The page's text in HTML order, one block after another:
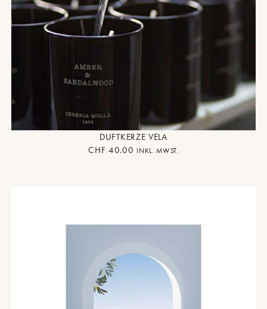
DUFTKERZE VELA
CHF 40.00 INKL. MWST.